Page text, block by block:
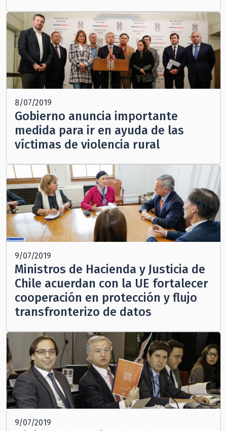
8/07/2019
Gobierno anuncia importante
medida para ir en ayuda de las
víctimas de violencia rural
9/07/2019
Ministros de Hacienda y Justicia de
Chile acuerdan con la UE fortalecer
cooperación en protección y flujo
transfronterizo de datos
9/07/2019